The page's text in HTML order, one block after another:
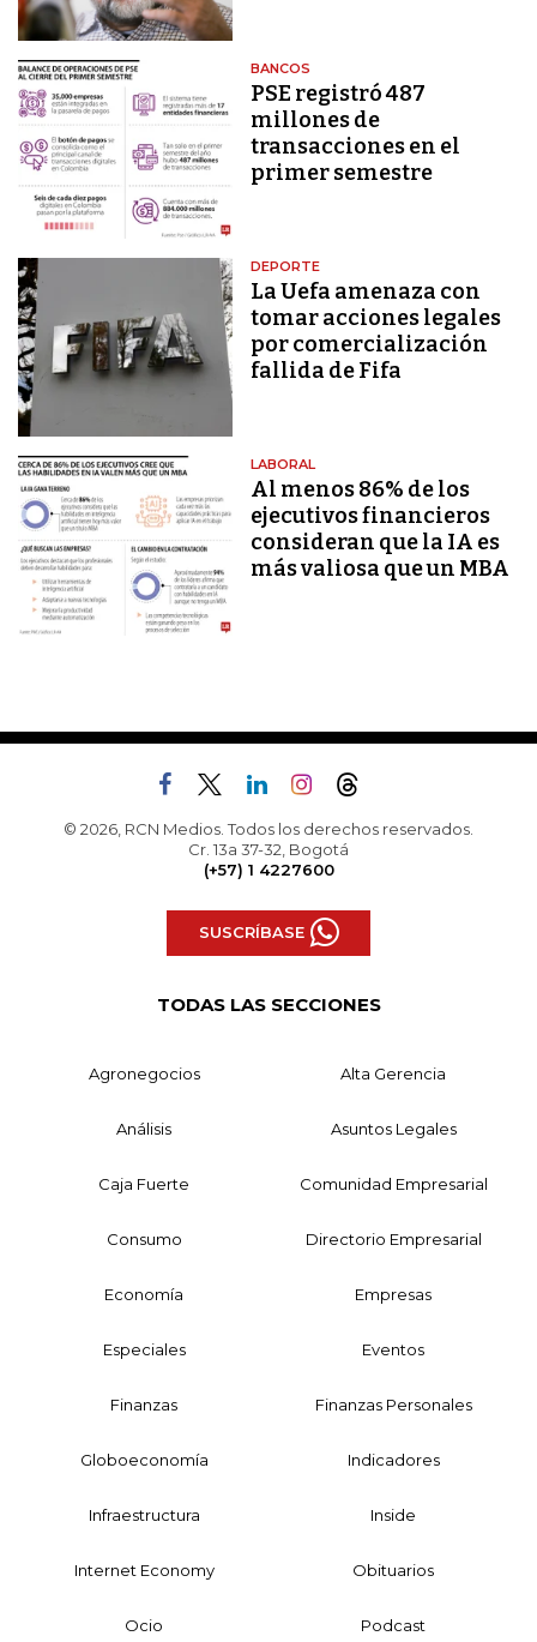
BANCOS
PSE registró 487
millones de
transacciones en el
primer semestre
DEPORTE
La Uefa amenaza con
tomar acciones legales
por comercialización
fallida de Fifa
LABORAL
Al menos 86% de los
ejecutivos financieros
consideran que la IA es
más valiosa que un MBA
© 2026, RCN Medios. Todos los derechos reservados.
Cr. 13a 37-32, Bogotá
(+57) 1 4227600
SUSCRÍBASE
TODAS LAS SECCIONES
Agronegocios Alta Gerencia
Análisis Asuntos Legales
Caja Fuerte Comunidad Empresarial
Consumo Directorio Empresarial
Economía Empresas
Especiales Eventos
Finanzas Finanzas Personales
Globoeconomía Indicadores
Infraestructura Inside
Internet Economy Obituarios
Ocio Podcast